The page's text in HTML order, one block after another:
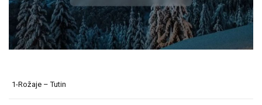
1-Rožaje – Tutin